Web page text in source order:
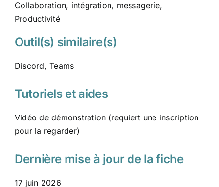
Collaboration, intégration, messagerie,
Productivité
Outil(s) similaire(s)
Discord,Teams
Tutoriels et aides
Vidéo de démonstration (requiert une inscription
pour la regarder)
Dernière mise à jour de la fiche
17 juin 2026